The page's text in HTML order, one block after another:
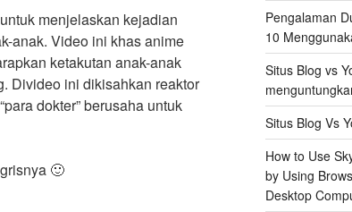
menjelaskan kejadian
anak. Video ini khas anime
ketakutan anak-anak
Divideo ini dikisahkan reaktor
dokter” berusaha untuk
🙂
Pengalaman
10
Situs Blog vs
Situs Blog Vs
How to Use
by Using
Desktop